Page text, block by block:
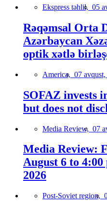
Ekspress təhlil, 05
Rəqəmsal Orta
Azərbaycan
optik xətlə
America, 07
SOFAZ invests
but does not
Media Review, 07
Media Review:
August 6 to 4:00
2026
Post-Soviet region,